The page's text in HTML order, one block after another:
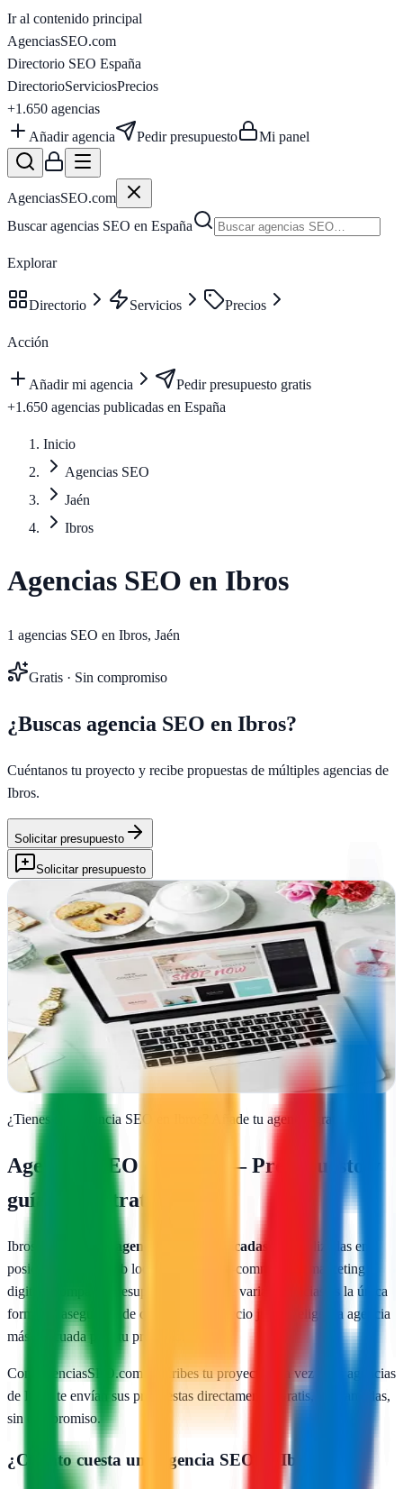
Ir al contenido principal
AgenciasSEO.com
Directorio SEO España
DirectorioServiciosPrecios
+1.650 agencias
Añadir agencia
Pedir presupuesto Mi panel
AgenciasSEO.com
Buscar agencias SEO en España
Explorar
Directorio Servicios Precios
Acción
Añadir mi agencia
Pedir presupuesto gratis
+1.650 agencias publicadas en España
Inicio
Agencias SEO
Jaén
Ibros
Agencias SEO en Ibros
1 agencias SEO en Ibros, Jaén
Gratis · Sin compromiso
¿Buscas agencia SEO en Ibros?
Cuéntanos tu proyecto y recibe propuestas de múltiples agencias de
Ibros.
Solicitar presupuesto
Solicitar presupuesto
S.J Social Media
Ibros, Jaén
S.J Social Media impulsa tu marca en Ibros con estrategia digital
integral: redes sociales, redacción de contenidos, diseño web y
campañas online efectivas
Ver fichacompleta
¿Tienes una agencia SEO en Añade tu agencia gratis
Agencias SEO en
— Presupuesto y
guía de contratación
Ibros agencias SEO publicadas
especializadas en
posicionamiento web local, SEO para e-commerce y marketing
digital. Comparar presupuestos reales de varias agencias es la única
forma de asegurarte de que pagas un precio justo y eliges la agencia
más adecuada para tu proyecto.
Con AgenciasSEO.com describes tu proyecto una vez y las agencias
de Ibros
te envían sus propuestas directamente. Gratis, sin llamadas,
sin compromiso.
¿Cuánto cuesta una agencia SEO en Ibros